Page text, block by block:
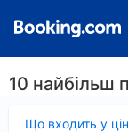
10 найбільш
Що входить у